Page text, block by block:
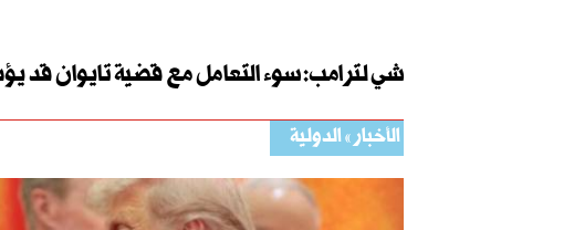
شي لترامب: سوء التعامل مع قضية تايوان قد
الأخبار الدولية